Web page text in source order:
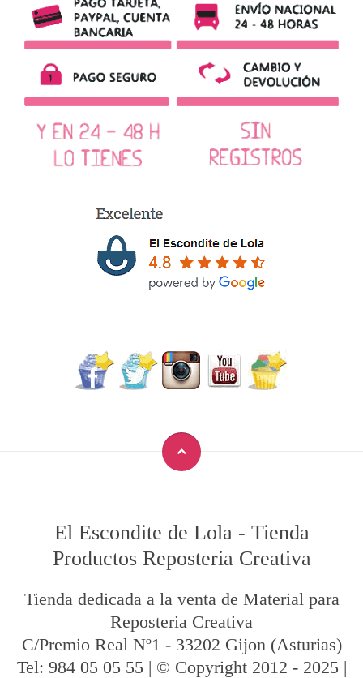
El Escondite de Lola - Tienda
Productos Reposteria Creativa
Tienda dedicada a la venta de Material para
Reposteria Creativa
C/Premio Real Nº1 - 33202 Gijon (Asturias)
Tel: 984 05 05 55 | © Copyright 2012 - 2025 |